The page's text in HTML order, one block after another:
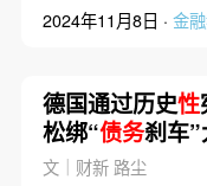
2024年11月8日 · 金
德国通过历史性
松绑“债务刹车
军费
文｜财新 路尘